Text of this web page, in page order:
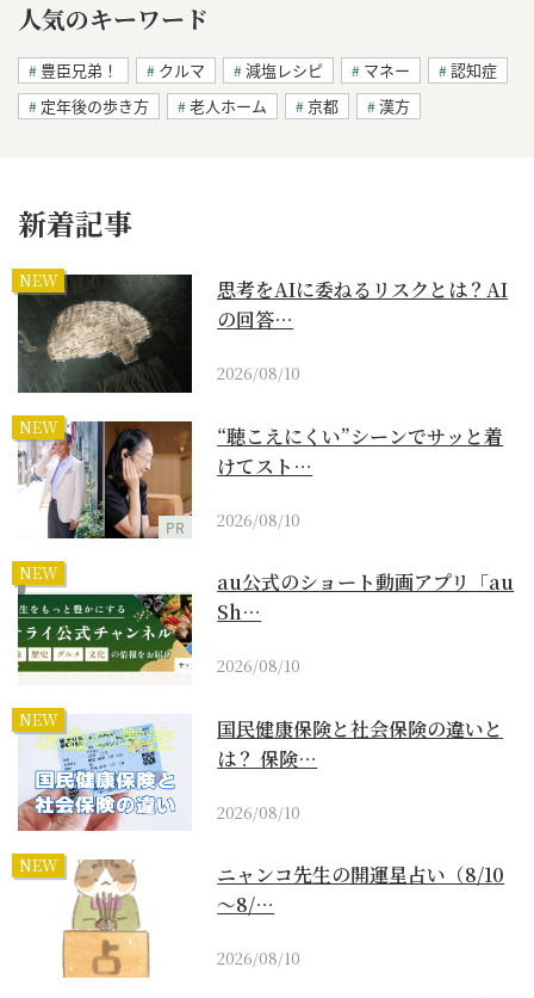
人気のキーワード
豊臣兄弟！ クルマ 減塩レシピ マネー
認知症
定年後の歩き方
老人ホーム 京都 漢方
新着記事
NEW
思考をAIに委ねるリスクとは？AI
の回答…
2026/08/10
NEW
PR
“聴こえにくい”シーンでサッと着
けてスト…
2026/08/10
NEW
au公式のショート動画アプリ「au
Sh…
2026/08/10
NEW
国民健康保険と社会保険の違いと
は？ 保険…
2026/08/10
NEW
ニャンコ先生の開運星占い（8/10
～8/…
2026/08/10